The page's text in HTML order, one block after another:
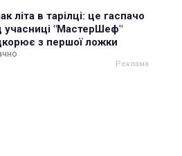
літа в тарілці: це гаспачо
учасниці "МастерШеф"
з першої ложки